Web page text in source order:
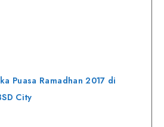
Puasa Ramadhan 2017 di
City